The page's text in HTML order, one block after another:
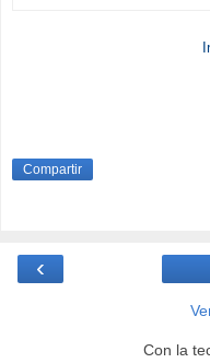
Compartir
‹
Con la